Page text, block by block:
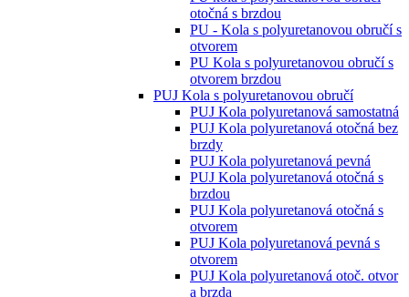
otočná s brzdou
PU - Kola s polyuretanovou obručí s
otvorem
PU Kola s polyuretanovou obručí s
otvorem brzdou
PUJ Kola s polyuretanovou obručí
PUJ Kola polyuretanová samostatná
PUJ Kola polyuretanová otočná bez
brzdy
PUJ Kola polyuretanová pevná
PUJ Kola polyuretanová otočná s
brzdou
PUJ Kola polyuretanová otočná s
otvorem
PUJ Kola polyuretanová pevná s
otvorem
PUJ Kola polyuretanová otoč. otvor
a brzda